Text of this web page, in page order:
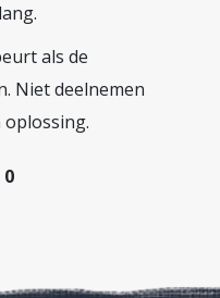
als de
Niet deelnemen
oplossing.
0